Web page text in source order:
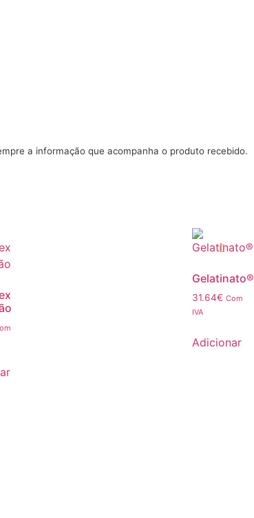
a informação que acompanha o produto recebido.
Gelatinato®
31.64€ Com
IVA
Adicionar